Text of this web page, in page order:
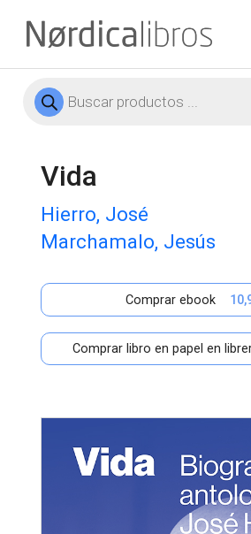
contenido
Búsqueda
de
Vida
Hierro, José
Marchamalo, Jesús
Comprar ebook
Comprar libro en papel en